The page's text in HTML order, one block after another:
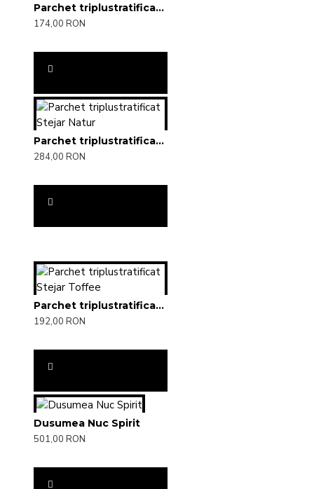
Parchet triplustratificat Stejar New Arctic
174,00 RON
Parchet triplustratificat Stejar Natur
284,00 RON
Parchet triplustratificat Stejar Toffee
192,00 RON
Dusumea Nuc Spirit
501,00 RON